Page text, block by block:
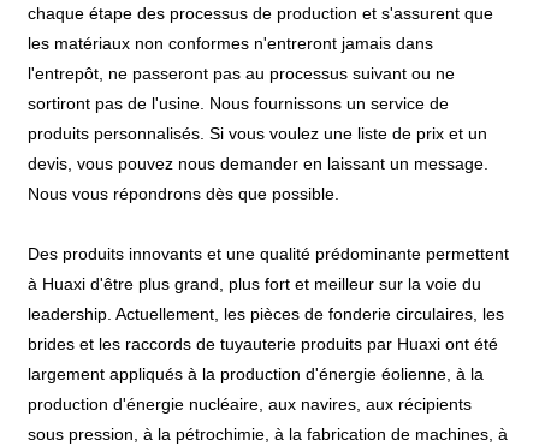
chaque étape des processus de production et s'assurent que
les matériaux non conformes n'entreront jamais dans
l'entrepôt, ne passeront pas au processus suivant ou ne
sortiront pas de l'usine. Nous fournissons un service de
produits personnalisés. Si vous voulez une liste de prix et un
devis, vous pouvez nous demander en laissant un message.
Nous vous répondrons dès que possible.
Des produits innovants et une qualité prédominante permettent
à Huaxi d'être plus grand, plus fort et meilleur sur la voie du
leadership. Actuellement, les pièces de fonderie circulaires, les
brides et les raccords de tuyauterie produits par Huaxi ont été
largement appliqués à la production d'énergie éolienne, à la
production d'énergie nucléaire, aux navires, aux récipients
sous pression, à la pétrochimie, à la fabrication de machines, à